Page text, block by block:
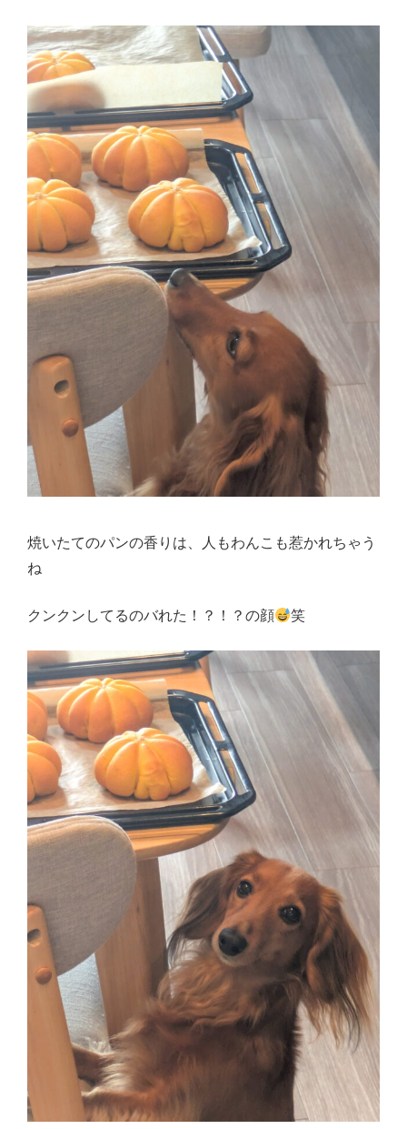
焼いたてのパンの香りは、人もわんこも惹かれちゃう
ね
クンクンしてるのバれた！？！？の顔 笑